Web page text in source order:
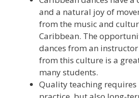
and a natural joy of
from the music and
Caribbean. The
dances from an instructor
from this culture is a
many students.
Quality teaching requires